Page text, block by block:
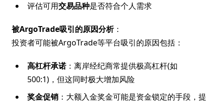
评估可用交易品种是否符合个人需求
被ArgoTrade吸引的原因分析：
投资者可能被ArgoTrade等平台吸引的原因包括：
高杠杆承诺：离岸经纪商常提供极高杠杆(如
500:1)，但这同时极大增加风险
奖金促销 ：大额入金奖金可能是资金锁定的手段，提